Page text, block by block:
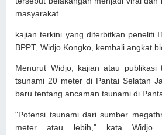
masyarakat.
kajian terkini yang diterbitkan peneliti
BPPT, Widjo Kongko, kembali angkat
Menurut Widjo, kajian atau publikasi
tsunami 20 meter di Pantai Selatan
baru tentang ancaman tsunami di
"Potensi tsunami dari sumber
meter atau lebih," kata Widjo